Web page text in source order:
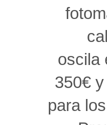
oscila
350€
para